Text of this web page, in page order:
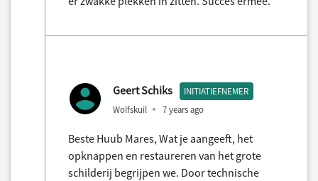
Geert Schiks INITIATIEFNEMER
Wolfskuil 7 years ago
Beste Huub Mares, Wat je aangeeft, het
opknappen en restaureren van het grote
schilderij begrijpen we. Door technische